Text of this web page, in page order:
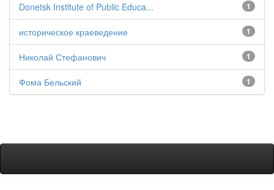
1
Donetsk Institute of Public Educa...
1
историческое краеведение
1
Николай Стефанович
1
Фома Бельский